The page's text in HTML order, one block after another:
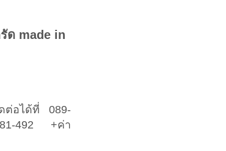
ด made in
ต่อได้ที่ 089-
492 +ค่า